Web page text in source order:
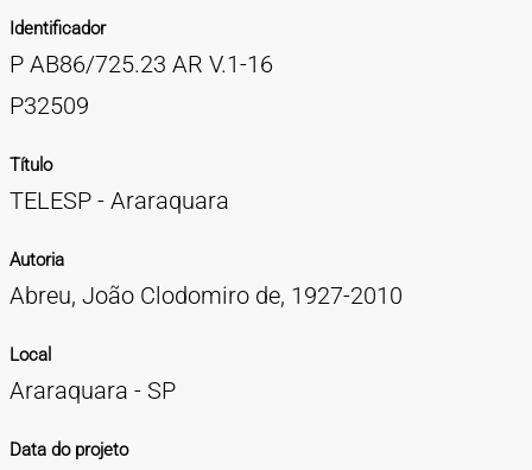
Cartazes
Diapositivos
Documentação
Fotografias
Maquetes
Negativos
Periódicos
Publicações
Projetos
Vídeos
BUSCA AVANÇADA
CONTATOS
EXPEDIENTE
Identificador
P AB86/725.23 AR V.1-16
P32509
Título
TELESP - Araraquara
Autoria
Abreu, João Clodomiro de, 1927-2010
Local
Araraquara - SP
Data do projeto